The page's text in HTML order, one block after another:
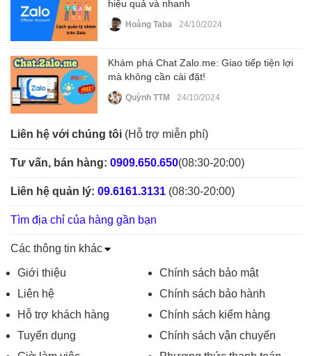
hiệu quả và nhanh
Hoàng Taba 24/10/2024
Khám phá Chat Zalo.me: Giao tiếp tiện lợi
mà không cần cài đặt!
Quỳnh TTM 24/10/2024
Liên hệ với chúng tôi (Hỗ trợ miễn phí)
Tư vấn, bán hàng: 0909.650.650(08:30-20:00)
Liên hệ quản lý: 09.6161.3131 (08:30-20:00)
Tìm địa chỉ của hàng gần bạn
Các thông tin khác
Giới thiệu
Liên hệ
Hỗ trợ khách hàng
Tuyển dụng
Chính sách bảo mật
Chính sách bảo hành
Chính sách kiểm hàng
Chính sách vận chuyển